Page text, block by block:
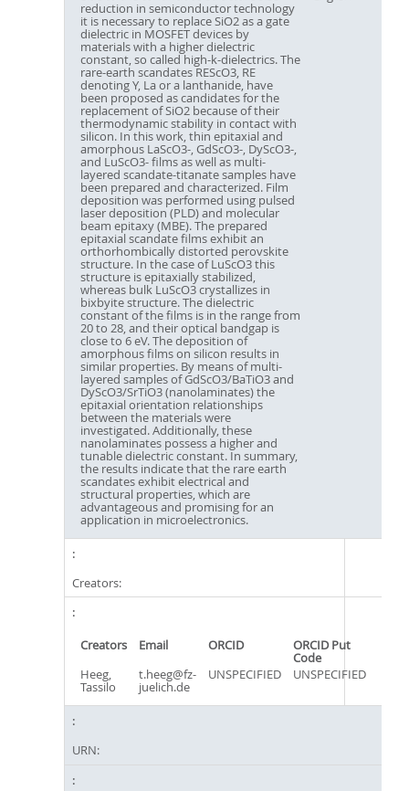
reduction in semiconductor technology
it is necessary to replace SiO2 as a gate
dielectric in MOSFET devices by
materials with a higher dielectric
constant, so called high-k-dielectrics. The
rare-earth scandates REScO3, RE
denoting Y, La or a lanthanide, have
been proposed as candidates for the
replacement of SiO2 because of their
thermodynamic stability in contact with
silicon. In this work, thin epitaxial and
amorphous LaScO3-, GdScO3-, DyScO3-,
and LuScO3- films as well as multi-
layered scandate-titanate samples have
been prepared and characterized. Film
deposition was performed using pulsed
laser deposition (PLD) and molecular
beam epitaxy (MBE). The prepared
epitaxial scandate films exhibit an
orthorhombically distorted perovskite
structure. In the case of LuScO3 this
structure is epitaxially stabilized,
whereas bulk LuScO3 crystallizes in
bixbyite structure. The dielectric
constant of the films is in the range from
20 to 28, and their optical bandgap is
close to 6 eV. The deposition of
amorphous films on silicon results in
similar properties. By means of multi-
layered samples of GdScO3/BaTiO3 and
DyScO3/SrTiO3 (nanolaminates) the
epitaxial orientation relationships
between the materials were
investigated. Additionally, these
nanolaminates possess a higher and
tunable dielectric constant. In summary,
the results indicate that the rare earth
scandates exhibit electrical and
structural properties, which are
advantageous and promising for an
application in microelectronics.
Creators:
Creators Email ORCID ORCID Put
Code
Heeg,
Tassilo
t.heeg@fz-
juelich.de
UNSPECIFIED UNSPECIFIED
URN: